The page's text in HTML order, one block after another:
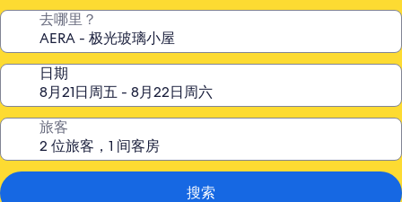
去哪里？
日期
旅客
搜索